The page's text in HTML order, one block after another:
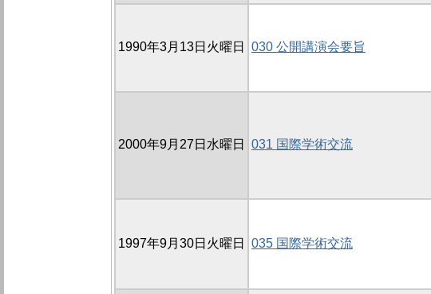
1990年3月13日火曜日 030 公開講演会要旨
2000年9月27日水曜日 031 国際学術交流
1997年9月30日火曜日 035 国際学術交流